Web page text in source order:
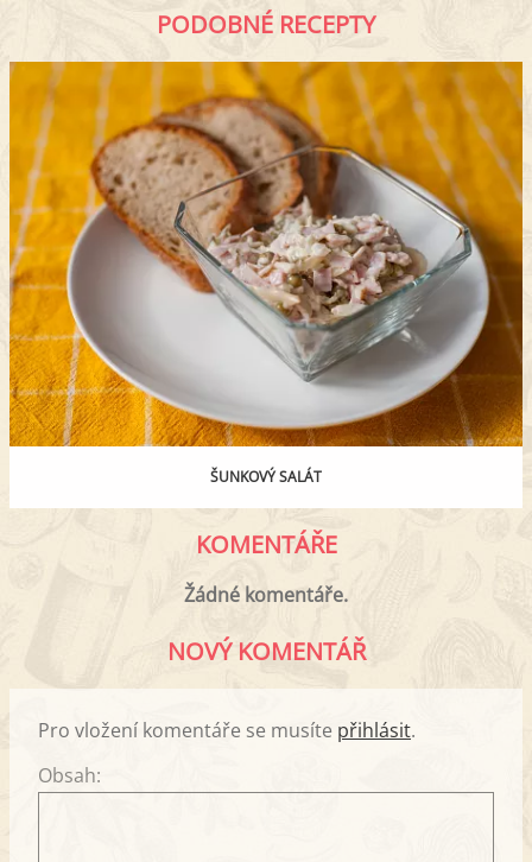
PODOBNÉ RECEPTY
ŠUNKOVÝ SALÁT
KOMENTÁŘE
Žádné komentáře.
NOVÝ KOMENTÁŘ
Pro vložení komentáře se musíte přihlásit.
Obsah: